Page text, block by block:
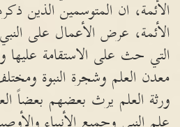
الأئمة، ان المتوسمين الذين
الأئمة، عرض الأعمال على
التي حث على الاستقامة عليها
معدن العلم وشجرة النبوة
ورثة العلم يرث بعضهم بعضاً